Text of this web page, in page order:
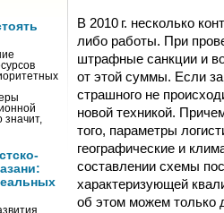
значит,
В 2010 г. несколько
либо работы. При
штрафные санкции и
от этой суммы. Если
страшного не
новой техникой.
того, параметры
географические и
составлении схемы
характеризующей
об этом можем только